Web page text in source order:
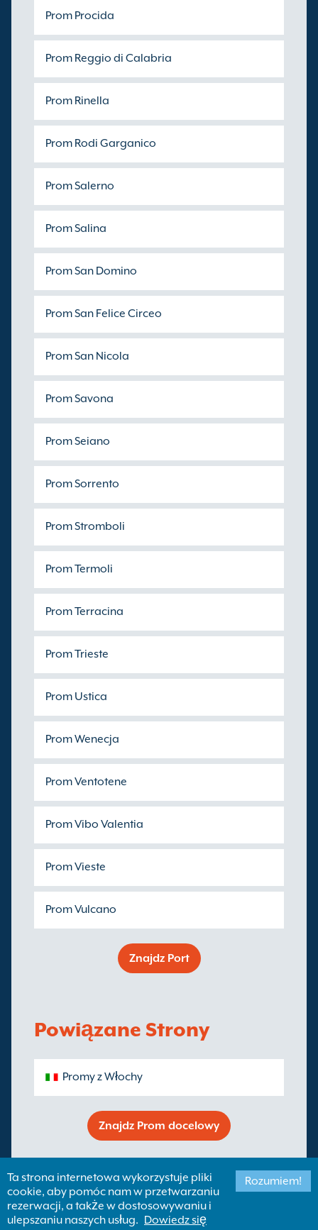
Prom Procida
Prom Reggio di Calabria
Prom Rinella
Prom Rodi Garganico
Prom Salerno
Prom Salina
Prom San Domino
Prom San Felice Circeo
Prom San Nicola
Prom Savona
Prom Seiano
Prom Sorrento
Prom Stromboli
Prom Termoli
Prom Terracina
Prom Trieste
Prom Ustica
Prom Wenecja
Prom Ventotene
Prom Vibo Valentia
Prom Vieste
Prom Vulcano
Znajdz Port
Powiązane Strony
Promy z Włochy
Znajdz Prom docelowy
Ta strona internetowa wykorzystuje pliki
cookie, aby pomóc nam w przetwarzaniu
rezerwacji, a także w dostosowywaniu i
ulepszaniu naszych usług. Dowiedz się
Rozumiem!